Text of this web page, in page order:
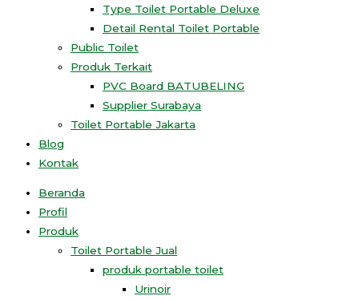
Type Toilet Portable Deluxe
Detail Rental Toilet Portable
Public Toilet
Produk Terkait
PVC Board BATUBELING
Supplier Surabaya
Toilet Portable Jakarta
Blog
Kontak
Beranda
Profil
Produk
Toilet Portable Jual
produk portable toilet
Urinoir